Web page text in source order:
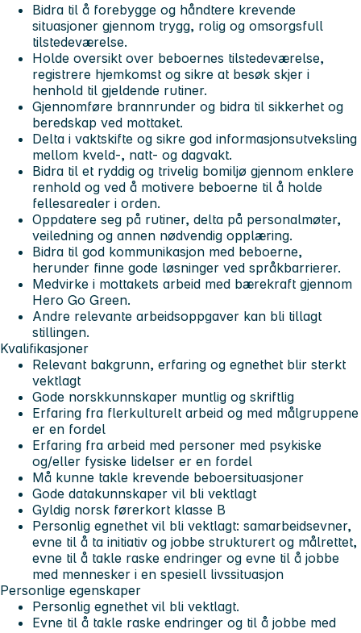
Bidra til å forebygge og håndtere krevende
situasjoner gjennom trygg, rolig og omsorgsfull
tilstedeværelse.
Holde oversikt over beboernes tilstedeværelse,
registrere hjemkomst og sikre at besøk skjer i
henhold til gjeldende rutiner.
Gjennomføre brannrunder og bidra til sikkerhet og
beredskap ved mottaket.
Delta i vaktskifte og sikre god informasjonsutveksling
mellom kveld-, natt- og dagvakt.
Bidra til et ryddig og trivelig bomiljø gjennom enklere
renhold og ved å motivere beboerne til å holde
fellesarealer i orden.
Oppdatere seg på rutiner, delta på personalmøter,
veiledning og annen nødvendig opplæring.
Bidra til god kommunikasjon med beboerne,
herunder finne gode løsninger ved språkbarrierer.
Medvirke i mottakets arbeid med bærekraft gjennom
Hero Go Green.
Andre relevante arbeidsoppgaver kan bli tillagt
stillingen.
Kvalifikasjoner
Relevant bakgrunn, erfaring og egnethet blir sterkt
vektlagt
Gode norskkunnskaper muntlig og skriftlig
Erfaring fra flerkulturelt arbeid og med målgruppene
er en fordel
Erfaring fra arbeid med personer med psykiske
og/eller fysiske lidelser er en fordel
Må kunne takle krevende beboersituasjoner
Gode datakunnskaper vil bli vektlagt
Gyldig norsk førerkort klasse B
Personlig egnethet vil bli vektlagt: samarbeidsevner,
evne til å ta initiativ og jobbe strukturert og målrettet,
evne til å takle raske endringer og evne til å jobbe
med mennesker i en spesiell livssituasjon
Personlige egenskaper
Personlig egnethet vil bli vektlagt.
Evne til å takle raske endringer og til å jobbe med